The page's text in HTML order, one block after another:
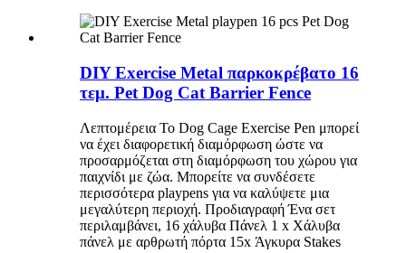
DIY Exercise Metal παρκοκρέβατο 16
τεμ. Pet Dog Cat Barrier Fence
Λεπτομέρεια Το Dog Cage Exercise Pen μπορεί
να έχει διαφορετική διαμόρφωση ώστε να
προσαρμόζεται στη διαμόρφωση του χώρου για
παιχνίδι με ζώα. Μπορείτε να συνδέσετε
περισσότερα playpens για να καλύψετε μια
μεγαλύτερη περιοχή. Προδιαγραφή Ένα σετ
περιλαμβάνει, 16 χάλυβα Πάνελ 1 x Χάλυβα
πάνελ με αρθρωτή πόρτα 15x Άγκυρα Stakes